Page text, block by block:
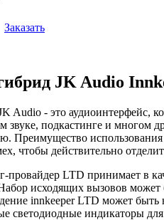
Заказать
JK Audio
Audio - это аудиоинтерфейс,
звуке, подкастинге и многом
Преимущество использования
чтобы действительно
провайдер LTD принимает в
исходящих вызовов
innkeeper LTD может
светодиодные индикаторы